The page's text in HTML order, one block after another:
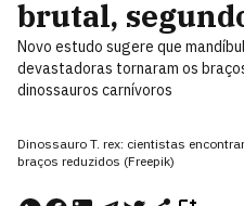
brutal,
Novo estudo sugere que
devastadoras tornaram os
dinossauros carnívoros
Dinossauro T. rex: cientistas
braços reduzidos (Freepik)